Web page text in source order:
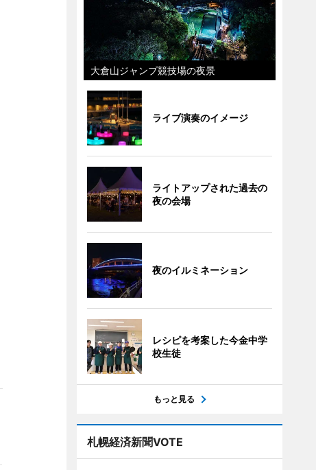
大倉山ジャンプ競技場の夜景
ライブ演奏のイメージ
ライトアップされた過去の
夜の会場
夜のイルミネーション
レシピを考案した今金中学
校生徒
もっと見る
札幌経済新聞VOTE